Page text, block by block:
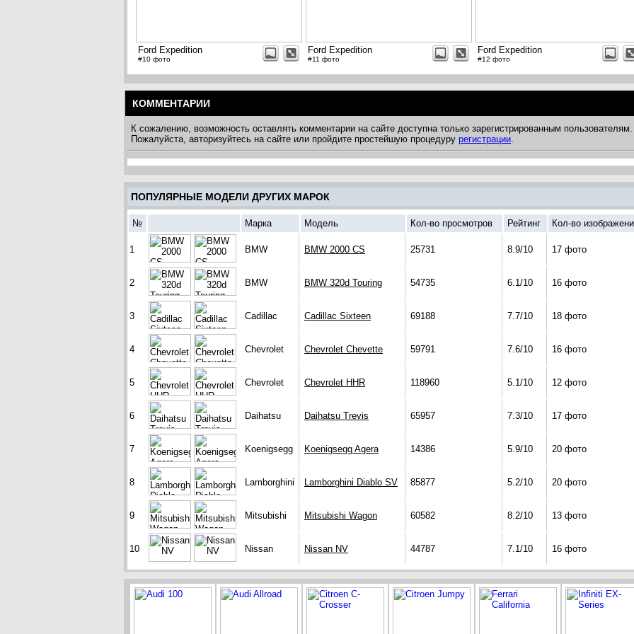
Ford Expedition
#10 фото
Ford Expedition
#11 фото
Ford Expedition
#12 фото
КОММЕНТАРИИ
К сожалению, возможность оставлять комментарии на сайте доступна только зарегистрированным пользователям.
Пожалуйста, авторизуйтесь на сайте или пройдите простейшую процедуру регистрации.
ПОПУЛЯРНЫЕ МОДЕЛИ ДРУГИХ МАРОК
№ Марка Модель Кол-во просмотров Рейтинг Кол-во
1 BMW BMW 2000 CS 25731 8.9/10 17 фото
2 BMW BMW 320d Touring 54735 6.1/10 16 фото
3 Cadillac Cadillac Sixteen 69188 7.7/10 18 фото
4 Chevrolet Chevrolet Chevette 59791 7.6/10 16 фото
5 Chevrolet Chevrolet HHR 118960 5.1/10 12 фото
6 Daihatsu Daihatsu Trevis 65957 7.3/10 17 фото
7 Koenigsegg Koenigsegg Agera 14386 5.9/10 20 фото
8 Lamborghini Lamborghini Diablo SV 85877 5.2/10 20 фото
9 Mitsubishi Mitsubishi Wagon 60582 8.2/10 13 фото
10 Nissan Nissan NV 44787 7.1/10 16 фото